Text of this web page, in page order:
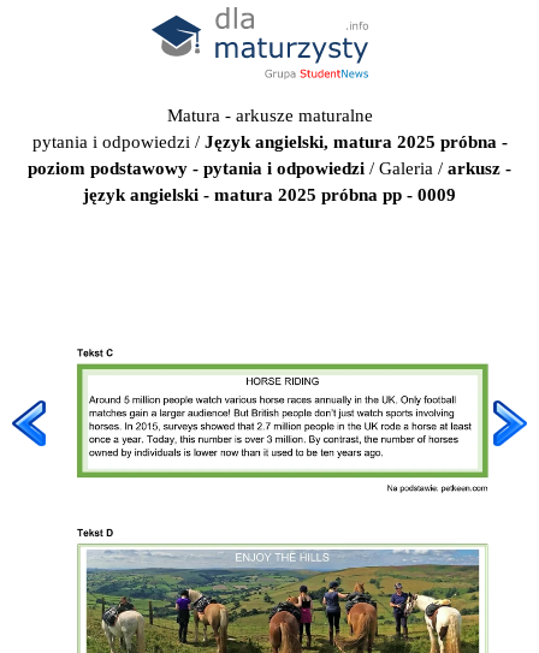
Matura - arkusze maturalne
pytania i odpowiedzi / Język angielski, matura 2025 próbna -
poziom podstawowy - pytania i odpowiedzi / Galeria / arkusz -
język angielski - matura 2025 próbna pp - 0009